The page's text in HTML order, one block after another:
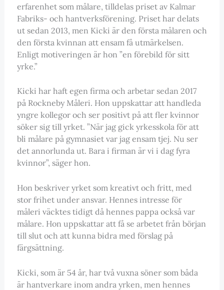
erfarenhet som målare, tilldelas priset av Kalmar
Fabriks- och hantverksförening. Priset har delats
ut sedan 2013, men Kicki är den första målaren och
den första kvinnan att ensam få utmärkelsen.
Enligt motiveringen är hon ”en förebild för sitt
yrke.”
Kicki har haft egen firma och arbetar sedan 2017
på Rockneby Måleri. Hon uppskattar att handleda
yngre kollegor och ser positivt på att fler kvinnor
söker sig till yrket. ”När jag gick yrkesskola för att
bli målare på gymnasiet var jag ensam tjej. Nu ser
det annorlunda ut. Bara i firman är vi i dag fyra
kvinnor”, säger hon.
Hon beskriver yrket som kreativt och fritt, med
stor frihet under ansvar. Hennes intresse för
måleri väcktes tidigt då hennes pappa också var
målare. Hon uppskattar att få se arbetet från början
till slut och att kunna bidra med förslag på
färgsättning.
Kicki, som är 54 år, har två vuxna söner som båda
är hantverkare inom andra yrken, men hennes